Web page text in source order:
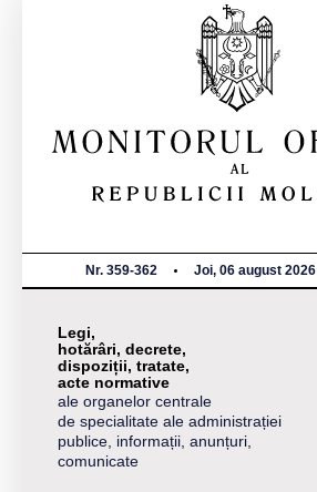
Nr. 359-362 Joi, 06 august 2026
Legi,
hotărâri, decrete,
dispoziții, tratate,
acte normative
ale organelor centrale
de specialitate ale administrației
publice, informații, anunțuri,
comunicate